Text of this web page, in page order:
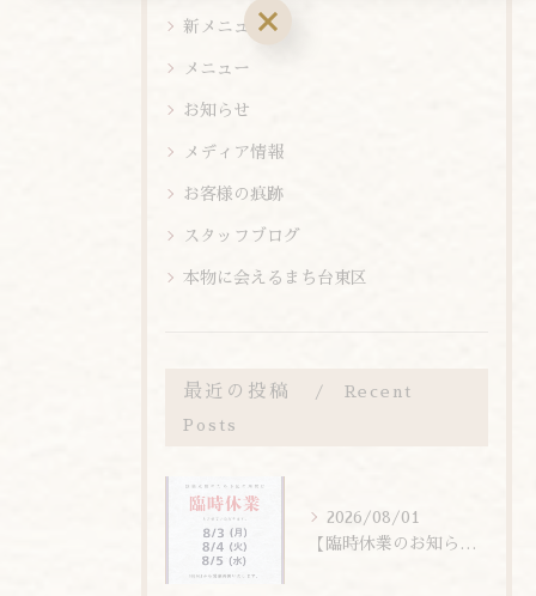
新メニュー
メニュー
お知らせ
メディア情報
お客様の痕跡
スタッフブログ
本物に会えるまち台東区
最近の投稿 Recent
Posts
2026/08/01
【臨時休業のお知らせ】